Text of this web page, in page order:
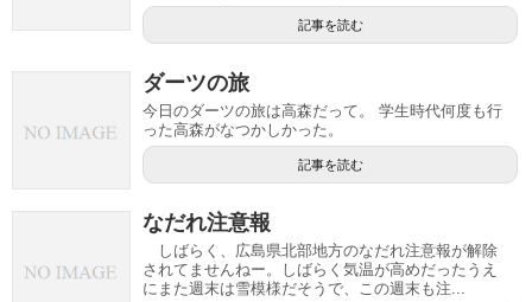
記事を読む
ダーツの旅
今日のダーツの旅は高森だって。 学生時代何度も行
った高森がなつかしかった。
記事を読む
なだれ注意報
しばらく、広島県北部地方のなだれ注意報が解除
されてませんねー。しばらく気温が高めだったうえ
にまた週末は雪模様だそうで、この週末も注...